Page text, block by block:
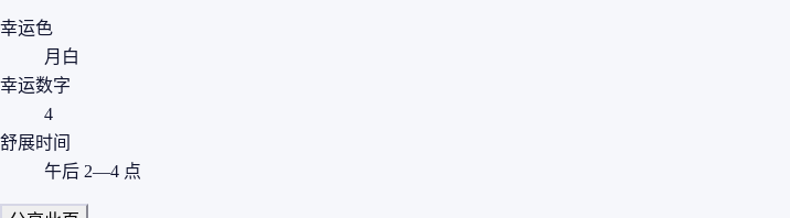
幸运色
月白
幸运数字
4
舒展时间
午后 2—4 点